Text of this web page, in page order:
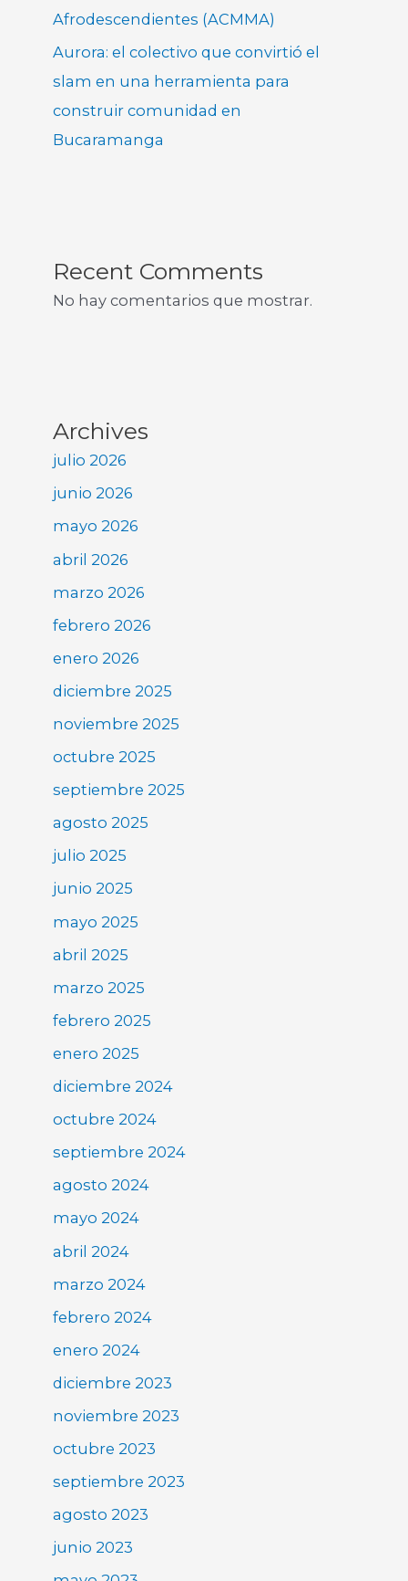
Afrodescendientes (ACMMA)
Aurora: el colectivo que convirtió el
slam en una herramienta para
construir comunidad en
Bucaramanga
Recent Comments
No hay comentarios que mostrar.
Archives
julio 2026
junio 2026
mayo 2026
abril 2026
marzo 2026
febrero 2026
enero 2026
diciembre 2025
noviembre 2025
octubre 2025
septiembre 2025
agosto 2025
julio 2025
junio 2025
mayo 2025
abril 2025
marzo 2025
febrero 2025
enero 2025
diciembre 2024
octubre 2024
septiembre 2024
agosto 2024
mayo 2024
abril 2024
marzo 2024
febrero 2024
enero 2024
diciembre 2023
noviembre 2023
octubre 2023
septiembre 2023
agosto 2023
junio 2023